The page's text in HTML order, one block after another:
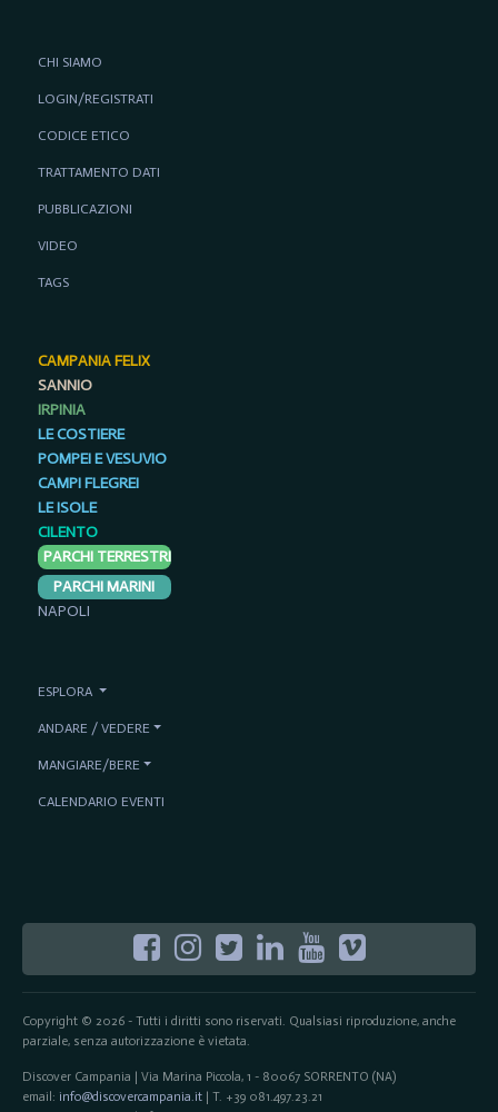
Copyright © 2026 - Tutti i diritti sono riservati. Qualsiasi riproduzione, anche
parziale, senza autorizzazione è vietata.
Discover Campania | Via Marina Piccola, 1 - 80067 SORRENTO (NA)
email: info@discovercampania.it| T. +39 081.497.23.21
CHI SIAMO
LOGIN/REGISTRATI
CODICE ETICO
TRATTAMENTO DATI
PUBBLICAZIONI
VIDEO
TAGS
CAMPANIA FELIX
SANNIO
IRPINIA
LE COSTIERE
POMPEI E VESUVIO
CAMPI FLEGREI
LE ISOLE
CILENTO
PARCHI TERRESTRI
PARCHI MARINI
NAPOLI
ESPLORA
ANDARE / VEDERE
MANGIARE/BERE
CALENDARIO EVENTI